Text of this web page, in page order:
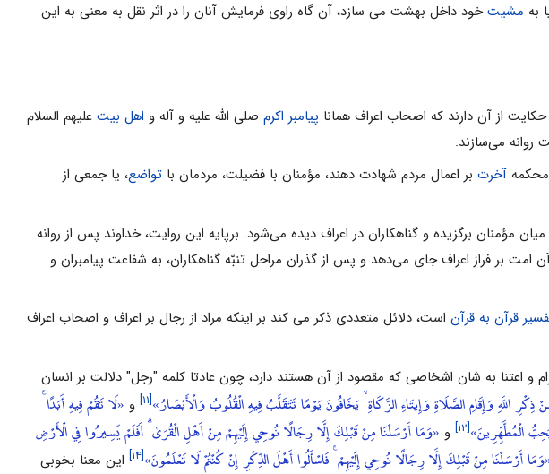
به مشیتخود داخل بهشت مى ‏سازد، آن گاه راوى فرمایش آنان را در اثر نقل به معنى به این
حکایت‌ از آن‌ دارند که‌ اصحاب‌ اعراف‌ همانا پیامبر اکرم‌ صلی الله علیه و آله و اهل‌ بیت‌ علیهم السلام
روانه‌ مى‌سازند.
محکمه آخرت‌ بر اعمال‌ مردم‌ شهادت‌ دهند، مؤمنان‌ با فضیلت‌، مردمان‌ با تواضع‌، یا جمعى‌ از
مؤمنان‌ برگزیده‌ و گناهکاران‌ در اعراف‌ دیده‌ مى‌شود. برپایه این‌ روایت‌، خداوند پس‌ از روانه‌
امت‌ بر فراز اعراف‌ جای‌ مى‌دهد و پس‌ از گذران‌ مراحل‌ تنبّه‌ گناهکاران‌، به‌ شفاعت‌ پیامبران‌ و
قرآن به قرآن است، دلائل متعددی ذکر می کند بر اینکه مراد از رجال بر اعراف و اصحاب اعراف
اعتنا به شان اشخاصى که مقصود از آن هستند دارد، چون عادتا کلمه "رجل" دلالت بر انسان
اللَّهِ وَإِقَامِ الصَّلَاةِ وَإِيتَاءِ الزَّكَاةِ ۙ يَخَافُونَ يَوْمًا تَتَقَلَّبُ فِيهِ الْقُلُوبُ وَالْأَبْصَارُ»[۱۱] و «لَا تَقُمْ فِيهِ أَبَدًا ۚ
الْمُطَّهِّرِينَ»[۱۲] و «وَمَا أَرْسَلْنَا مِنْ قَبْلِكَ إِلَّا رِجَالًا نُوحِي إِلَيْهِمْ مِنْ أَهْلِ الْقُرَىٰ ۗ أَفَلَمْ يَسِيرُوا فِي الْأَرْضِ
أَرْسَلْنَا مِنْ قَبْلِكَ إِلَّا رِجَالًا نُوحِي إِلَيْهِمْ ۚ فَاسْأَلُوا أَهْلَ الذِّكْرِ إِنْ كُنْتُمْ لَا تَعْلَمُونَ»[۱۴]
این معنا بخوبى